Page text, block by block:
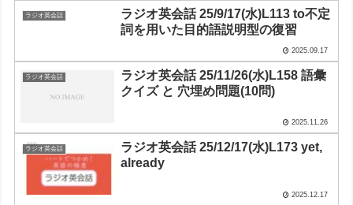
ラジオ英会話
ラジオ英会話 25/9/17(水)L113 to不定
詞を用いた目的語説明型の復習
2025.09.17
ラジオ英会話
ラジオ英会話 25/11/26(水)L158 語彙
クイズ と 穴埋め問題(10問)
2025.11.26
ラジオ英会話
ラジオ英会話 25/12/17(水)L173 yet,
already
2025.12.17